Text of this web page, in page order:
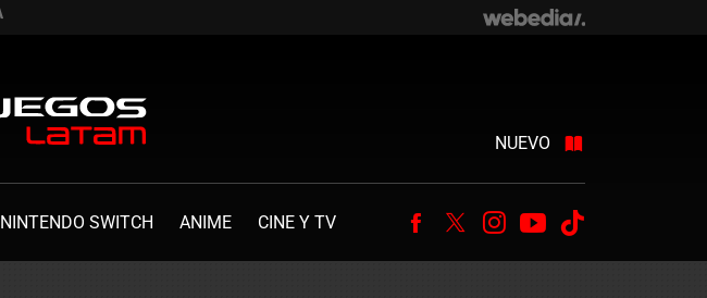
NUEVO
NINTENDO SWITCH ANIME CINE Y TV Facebook
TwitterInstagram
Youtube